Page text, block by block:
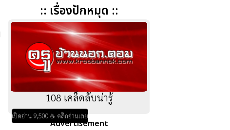
:: เรื่องปักหมุด ::
108 เคล็ดลับน่ารู้
เปิดอ่าน 9,500 ☕ คลิกอ่านเลย
Advertisement